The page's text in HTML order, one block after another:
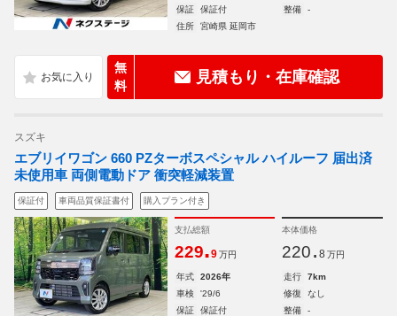
保証
保証付 整備
-
住所
宮崎県 延岡市
無
料
見積もり・在庫確認
スズキ
エブリイワゴン 660 PZターボスペシャル ハイルーフ 届出済
未使用車 両側電動ドア 衝突軽減装置
保証付 車両品質保証書付 購入プラン付き
支払総額
229.9 万円
本体価格
220. 8 万円
年式 2026年 走行
7km
車検
'29/6 修復
なし
保証
保証付 整備
-